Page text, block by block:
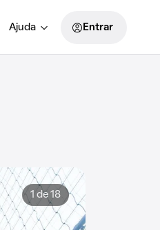
Ajuda Entrar
1 de 18